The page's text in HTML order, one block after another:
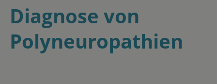
Diagnose von
Polyneuropathien